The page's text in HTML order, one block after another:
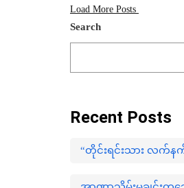
Load More Posts
Search
Recent Posts
“တိုင်းရင်းသား လက်န